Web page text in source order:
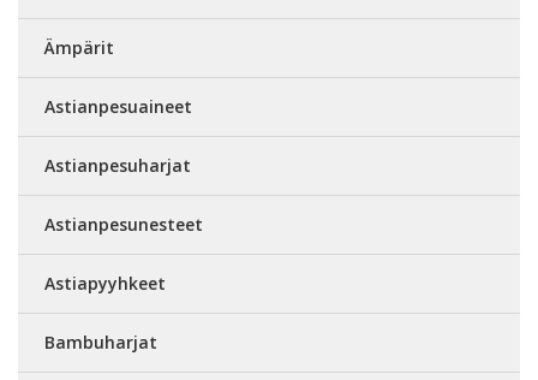
Ämpärit
Astianpesuaineet
Astianpesuharjat
Astianpesunesteet
Astiapyyhkeet
Bambuharjat